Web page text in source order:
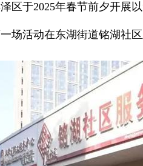
区于2025年春节前夕开展
场活动在东湖街道铭湖社区